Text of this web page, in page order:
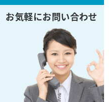
お気軽にお問い合わせ